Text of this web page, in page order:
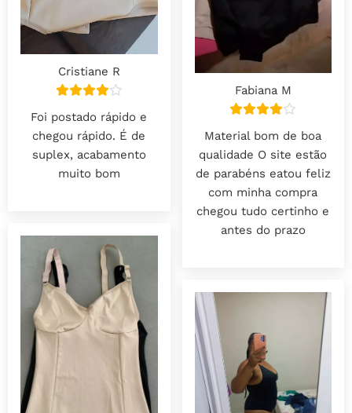
Cristiane R
Foi postado rápido e
chegou rápido. É de
suplex, acabamento
muito bom
Fabiana M
Material bom de boa
qualidade O site estão
de parabéns eatou feliz
com minha compra
chegou tudo certinho e
antes do prazo